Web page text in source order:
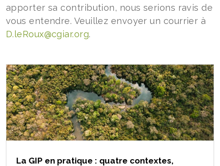
apporter sa contribution, nous serions ravis de
vous entendre. Veuillez envoyer un courrier à
D.leRoux@cgiar.org.
La GIP en pratique : quatre contextes,